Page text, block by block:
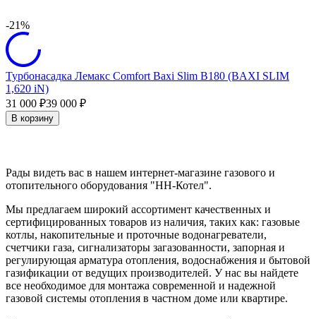
-21%
Турбонасадка Лемакс Comfort Baxi Slim B180 (BAXI SLIM
1,620 iN)
31 000 ₽39 000 ₽
В корзину
Рады видеть вас в нашем интернет-магазине газового и
отопительного оборудования "НН-Котел".
Мы предлагаем широкий ассортимент качественных и
сертифицированных товаров из наличия, таких как: газовые
котлы, накопительные и проточные водонагреватели,
счетчики газа, сигнализаторы загазованности, запорная и
регулирующая арматура отопления, водоснабжения и бытовой
газификации от ведущих производителей. У нас вы найдете
все необходимое для монтажа современной и надежной
газовой системы отопления в частном доме или квартире.